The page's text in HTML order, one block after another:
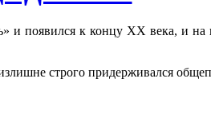
и появился к концу ХХ века, и
строго придерживался